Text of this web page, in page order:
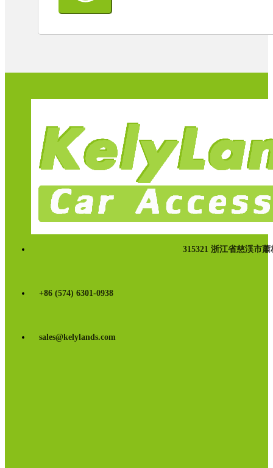
315321 浙江省慈渓市
+86 (574) 6301-0938
sales@kelylands.com